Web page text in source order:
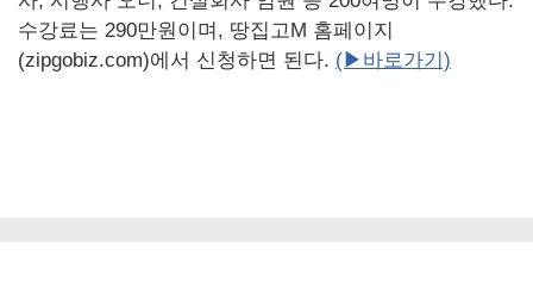
수강료는 290만원이며, 땅집고M 홈페이지
(zipgobiz.com)에서 신청하면 된다. (▶바로가기)